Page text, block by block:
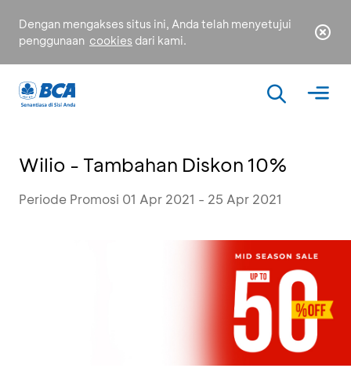
Dengan mengakses situs ini, Anda telah menyetujui
penggunaan cookies dari kami.
Wilio - Tambahan Diskon 10%
Periode Promosi 01 Apr 2021 - 25 Apr 2021